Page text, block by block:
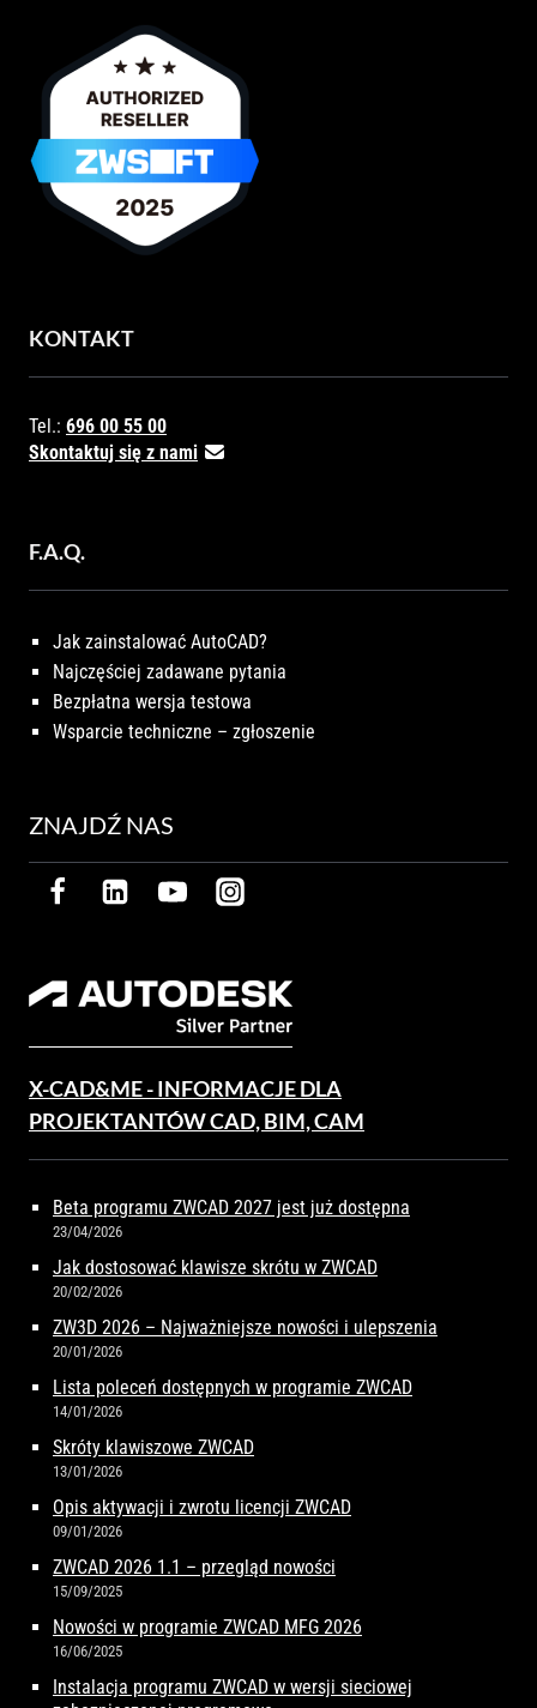
KONTAKT
Tel.: 696 00 55 00
Skontaktuj się z nami
F.A.Q.
Jak zainstalować AutoCAD?
Najczęściej zadawane pytania
Bezpłatna wersja testowa
Wsparcie techniczne – zgłoszenie
ZNAJDŹ NAS
X-CAD&ME - INFORMACJE DLA
PROJEKTANTÓW CAD, BIM, CAM
Beta programu ZWCAD 2027 jest już dostępna
23/04/2026
Jak dostosować klawisze skrótu w ZWCAD
20/02/2026
ZW3D 2026 – Najważniejsze nowości i ulepszenia
20/01/2026
Lista poleceń dostępnych w programie ZWCAD
14/01/2026
Skróty klawiszowe ZWCAD
13/01/2026
Opis aktywacji i zwrotu licencji ZWCAD
09/01/2026
ZWCAD 2026 1.1 – przegląd nowości
15/09/2025
Nowości w programie ZWCAD MFG 2026
16/06/2025
Instalacja programu ZWCAD w wersji sieciowej